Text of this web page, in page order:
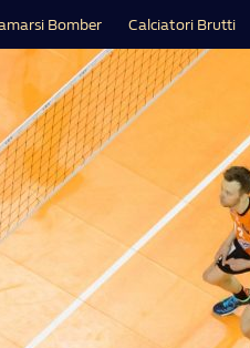
Bomber Calciatori Brutti